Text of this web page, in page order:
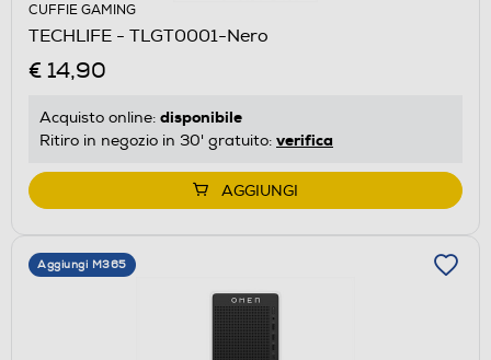
CUFFIE GAMING
TECHLIFE - TLGT0001-Nero
€ 14,90
Acquisto online: disponibile
Ritiro in negozio in 30' gratuito: verifica
AGGIUNGI
Aggiungi M365